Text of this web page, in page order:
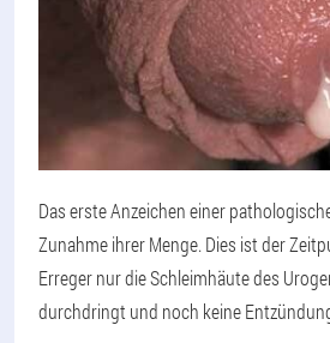
Das erste Anzeichen einer
Zunahme ihrer Menge. Dies ist der
Erreger nur die Schleimhäute des
durchdringt und noch keine